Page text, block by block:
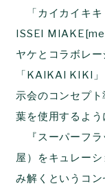
「カイカイキキ
ISSEI
ヤケとコラボレ
「KAIKAI KIKI
示会のコンセプ
葉を使用するよう
『スーパーフラ
屋）をキュレー
み解くというコ